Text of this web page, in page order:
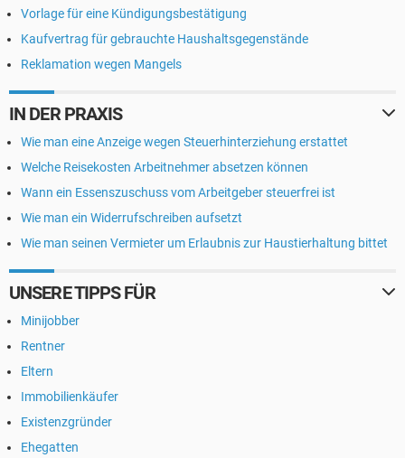
Vorlage für eine Kündigungsbestätigung
Kaufvertrag für gebrauchte Haushaltsgegenstände
Reklamation wegen Mangels
IN DER PRAXIS
Wie man eine Anzeige wegen Steuerhinterziehung erstattet
Welche Reisekosten Arbeitnehmer absetzen können
Wann ein Essenszuschuss vom Arbeitgeber steuerfrei ist
Wie man ein Widerrufschreiben aufsetzt
Wie man seinen Vermieter um Erlaubnis zur Haustierhaltung bittet
UNSERE TIPPS FÜR
Minijobber
Rentner
Eltern
Immobilienkäufer
Existenzgründer
Ehegatten